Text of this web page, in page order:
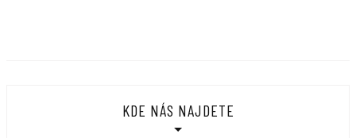
KDE NÁS NAJDETE